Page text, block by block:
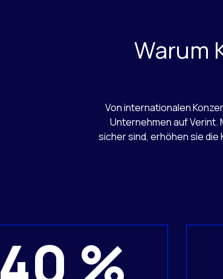
Warum
Von internationalen
Unternehmen auf Verint.
sicher sind, erhöhen sie